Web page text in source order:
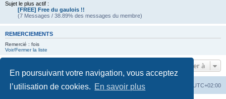
En poursuivant votre navigation, vous acceptez
l’utilisation de cookies. En savoir plus
Sujet le plus actif :
[FREE] Free du gaulois !!
(7 Messages / 38.89% des messages du membre)
REMERCIEMENTS
Remercié : fois
Voir/Fermer la liste
Aller à
Index du forum UTC+02:00